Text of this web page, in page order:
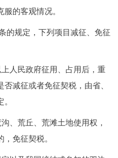
的客观情况。
规定，下列项目减征、免征
人民政府征用、占用后，重
减征或者免征契税，由省、
荒丘、荒滩土地使用权，
免征契税。